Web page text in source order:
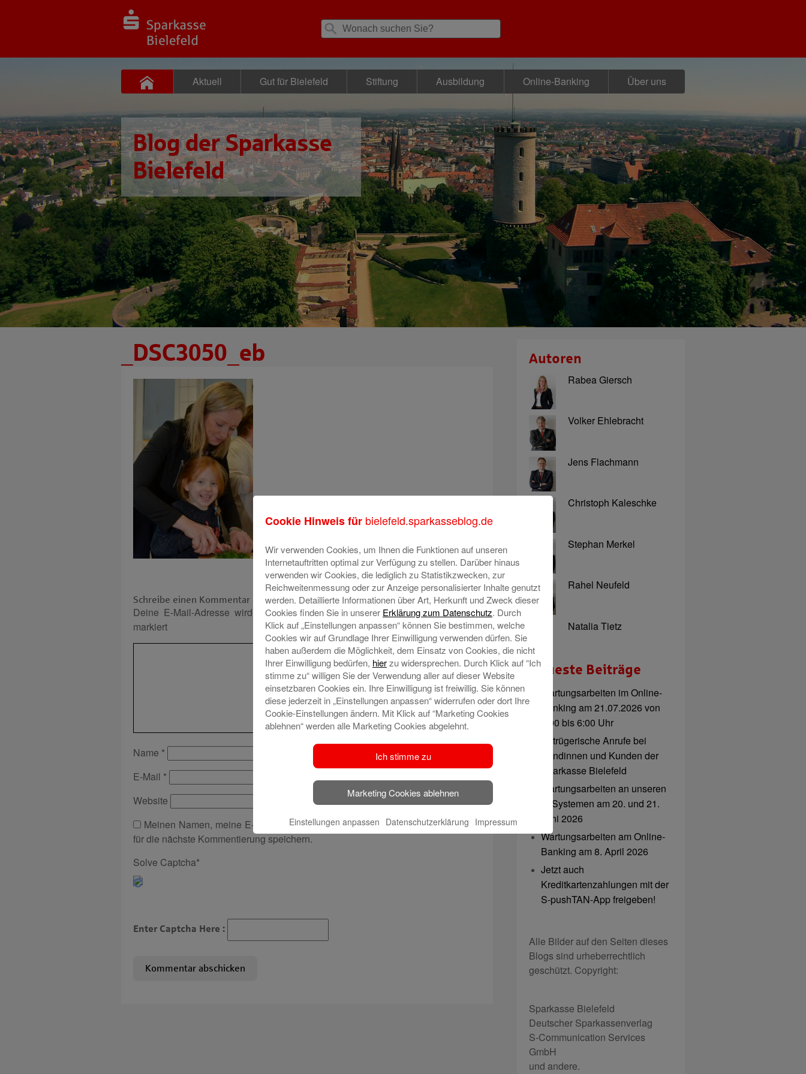
Aktuell Gut für Bielefeld Stiftung Ausbildung Online-Banking Über uns
Blog der Sparkasse
Bielefeld
_DSC3050_eb
Schreibe einen Kommentar
Deine E-Mail-Adresse wird nicht veröffentlicht. Erforderliche Felder sind mit*
markiert
Name *
E-Mail *
Website
Meinen Namen, meine E-Mail-Adresse und meine Website in diesem Browser
für die nächste Kommentierung speichern.
Solve Captcha*
Enter Captcha Here :
Autoren
Rabea Giersch
Volker Ehlebracht
Jens Flachmann
Christoph Kaleschke
Stephan Merkel
Rahel Neufeld
Natalia Tietz
Neueste Beiträge
Wartungsarbeiten im Online-
Banking am 21.07.2026 von
3:00 bis 6:00 Uhr
Betrügerische Anrufe bei
Kundinnen und Kunden der
Sparkasse Bielefeld
Wartungsarbeiten an unseren
IT-Systemen am 20. und 21.
Juni 2026
Wartungsarbeiten am Online-
Banking am 8. April 2026
Jetzt auch
Kreditkartenzahlungen mit der
S-pushTAN-App freigeben!
Alle Bilder auf den Seiten dieses
Blogs sind urheberrechtlich
geschützt. Copyright:
Sparkasse Bielefeld
Deutscher Sparkassenverlag
S-Communication Services
GmbH
und andere.
Cookie Hinweis für bielefeld.sparkasseblog.de
Wir verwenden Cookies, um Ihnen die Funktionen auf unseren
Internetauftritten optimal zur Verfügung zu stellen. Darüber hinaus
verwenden wir Cookies, die lediglich zu Statistikzwecken, zur
Reichweitenmessung oder zur Anzeige personalisierter Inhalte genutzt
werden. Detaillierte Informationen über Art, Herkunft und Zweck dieser
Cookies finden Sie in unserer Erklärung zum Datenschutz. Durch
Klick auf „Einstellungen anpassen“ können Sie bestimmen, welche
Cookies wir auf Grundlage Ihrer Einwilligung verwenden dürfen. Sie
haben außerdem die Möglichkeit, dem Einsatz von Cookies, die nicht
Ihrer Einwilligung bedürfen, hierzu widersprechen. Durch Klick auf “Ich
stimme zu“ willigen Sie der Verwendung aller auf dieser Website
einsetzbaren Cookies ein. Ihre Einwilligung ist freiwillig. Sie können
diese jederzeit in „Einstellungen anpassen“ widerrufen oder dort Ihre
Cookie-Einstellungen ändern. Mit Klick auf “Marketing Cookies
ablehnen“ werden alle Marketing Cookies abgelehnt.
Ich stimme zu
Marketing Cookies ablehnen
Einstellungen anpassen Datenschutzerklärung Impressum